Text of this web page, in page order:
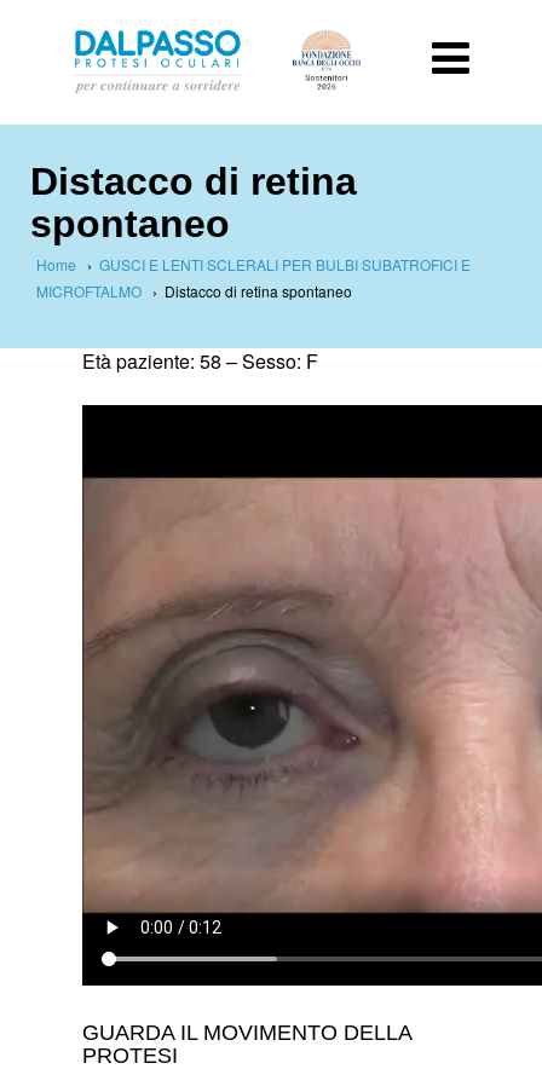
Distacco di retina
spontaneo
Home › GUSCI E LENTI SCLERALI PER BULBI SUBATROFICI E
MICROFTALMO › Distacco di retina spontaneo
Età paziente: 58 –Sesso: F
GUARDA IL MOVIMENTO DELLA
PROTESI